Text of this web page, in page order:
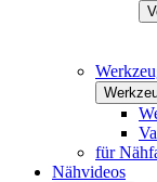
für
Nähvideos